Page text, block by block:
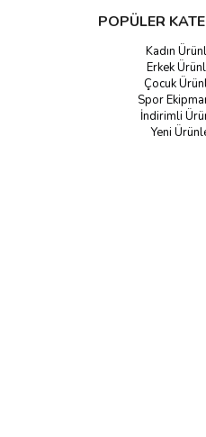
POPÜLER
Kadın
Erkek
Çocuk
Spor
İndirimli
Yeni